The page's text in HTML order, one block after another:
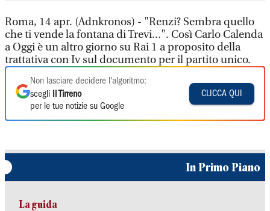
Roma, 14 apr. (Adnkronos) - "Renzi? Sembra quello
che ti vende la fontana di Trevi...". Così Carlo Calenda
a Oggi è un altro giorno su Rai 1 a proposito della
trattativa con Iv sul documento per il partito unico.
Non lasciare decidere l'algoritmo:
scegli
Il Tirreno
per le tue notizie su Google
CLICCA QUI
In Primo Piano
La guida